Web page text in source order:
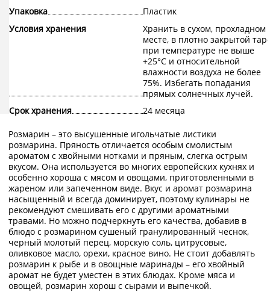
Упаковка
Пластик
Условия хранения
Хранить в сухом, прохладном
месте, в плотно закрытой
при температуре не выше
+25°С и относительной
влажности воздуха не более
75%. Избегать попадания
прямых солнечных лучей.
Срок хранения
24 месяца
Розмарин – это высушенные игольчатые листики
розмарина. Пряность отличается особым смолистым
ароматом с хвойными нотками и пряным, слегка острым
вкусом. Она используется во многих европейских кухнях и
особенно хороша с мясом и овощами, приготовленными в
жареном или запеченном виде. Вкус и аромат розмарина
насыщенный и всегда доминирует, поэтому кулинары не
рекомендуют смешивать его с другими ароматными
травами. Но можно подчеркнуть его качества, добавив в
блюдо с розмарином сушеный гранулированный чеснок,
черный молотый перец, морскую соль, цитрусовые,
оливковое масло, орехи, красное вино. Не стоит добавлять
розмарин к рыбе и в овощные маринады – его хвойный
аромат не будет уместен в этих блюдах. Кроме мяса и
овощей, розмарин хорош с сырами и выпечкой.